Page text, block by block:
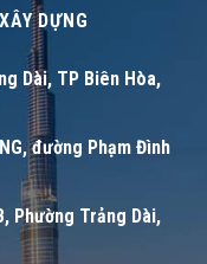
DỰNG
Dài, TP Biên Hòa,
đường Phạm Đình
Phường Trảng Dài,